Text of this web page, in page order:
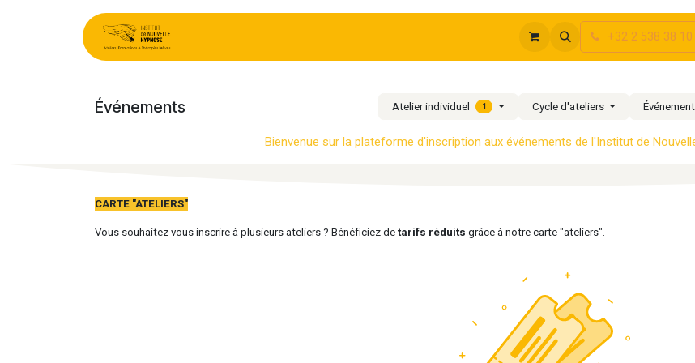
+32 2 538 38 10
Événements Atelier individuel 1 Cycle d'ateliers
Bienvenue sur la plateforme d'inscription aux événements de l'Ins​titut de
CARTE "ATELIERS"
Vous souhaitez vous inscrire à plusieurs ateliers ? Bénéficiez de tarifs réduits grâce à notre carte "ateliers".